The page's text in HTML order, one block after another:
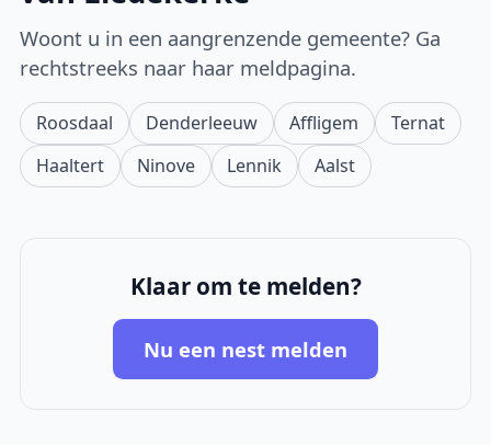
Woont u in een aangrenzende gemeente? Ga
rechtstreeks naar haar meldpagina.
Roosdaal Denderleeuw Affligem
Ternat
Haaltert
Ninove Lennik Aalst
Klaar om te melden?
Nu een nest melden